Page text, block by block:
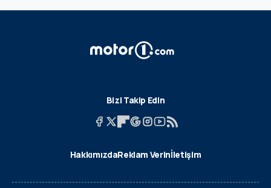
Bizi Takip Edin
HakkımızdaReklam Verinİletişim